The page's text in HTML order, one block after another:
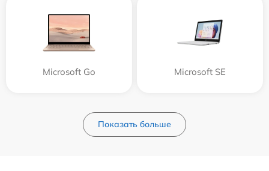
Microsoft Go Microsoft SE
Показать больше